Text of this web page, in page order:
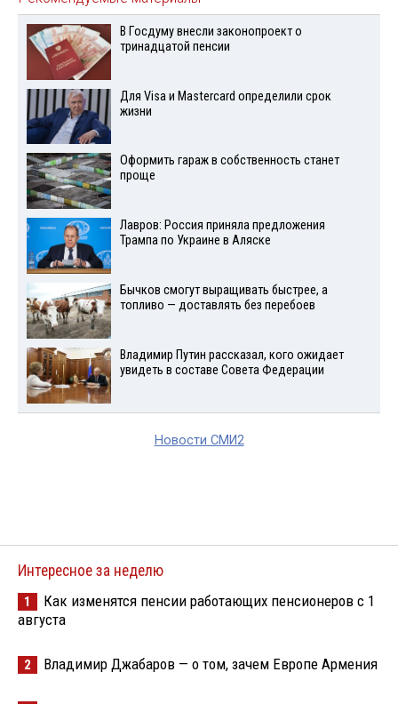
В Госдуму внесли законопроект о
тринадцатой пенсии
Для Visа и Mastercard определили срок
жизни
Оформить гараж в собственность станет
проще
Лавров: Россия приняла предложения
Трампа по Украине в Аляске
Бычков смогут выращивать быстрее, а
топливо — доставлять без перебоев
Владимир Путин рассказал, кого ожидает
увидеть в составе Совета Федерации
Новости СМИ2
Интересное за неделю
1
Как изменятся пенсии работающих пенсионеров с 1
августа
2 Владимир Джабаров — о том, зачем Европе Армения